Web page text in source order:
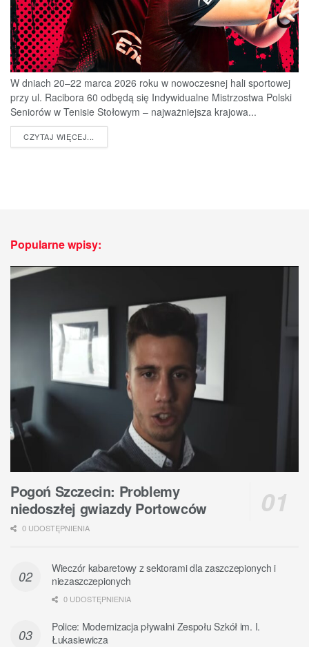
W dniach 20–22 marca 2026 roku w nowoczesnej hali sportowej
przy ul. Racibora 60 odbędą się Indywidualne Mistrzostwa Polski
Seniorów w Tenisie Stołowym – najważniejsza krajowa...
CZYTAJ WIĘCEJ...
Popularne wpisy:
Pogoń Szczecin: Problemy
niedoszłej gwiazdy Portowców
0 UDOSTĘPNIENIA
Wieczór kabaretowy z sektorami dla zaszczepionych i
niezaszczepionych
0 UDOSTĘPNIENIA
Police: Modernizacja pływalni Zespołu Szkół im. I.
Łukasiewicza